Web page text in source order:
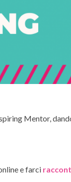
Mentor,
e farci